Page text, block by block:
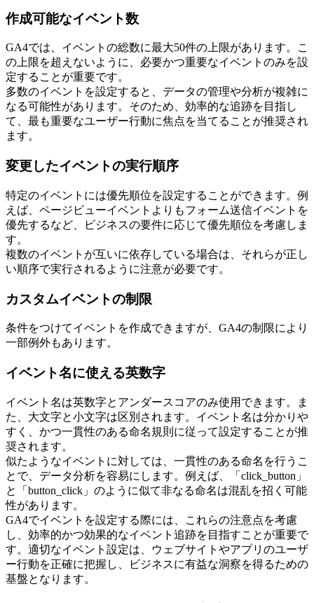
作成可能なイベント数
GA4では、イベントの総数に最大50件の上限があります。こ
の上限を超えないように、必要かつ重要なイベントのみを設
定することが重要です。
多数のイベントを設定すると、データの管理や分析が複雑に
なる可能性があります。そのため、効率的な追跡を目指し
て、最も重要なユーザー行動に焦点を当てることが推奨され
ます。
変更したイベントの実行順序
特定のイベントには優先順位を設定することができます。例
えば、ページビューイベントよりもフォーム送信イベントを
優先するなど、ビジネスの要件に応じて優先順位を考慮しま
す。
複数のイベントが互いに依存している場合は、それらが正し
い順序で実行されるように注意が必要です。
カスタムイベントの制限
条件をつけてイベントを作成できますが、GA4の制限により
一部例外もあります。
イベント名に使える英数字
イベント名は英数字とアンダースコアのみ使用できます。ま
た、大文字と小文字は区別されます。イベント名は分かりや
すく、かつ一貫性のある命名規則に従って設定することが推
奨されます。
似たようなイベントに対しては、一貫性のある命名を行うこ
とで、データ分析を容易にします。例えば、「click_button」
と「button_click」のように似て非なる命名は混乱を招く可能
性があります。
GA4でイベントを設定する際には、これらの注意点を考慮
し、効率的かつ効果的なイベント追跡を目指すことが重要で
す。適切なイベント設定は、ウェブサイトやアプリのユーザ
ー行動を正確に把握し、ビジネスに有益な洞察を得るための
基盤となります。